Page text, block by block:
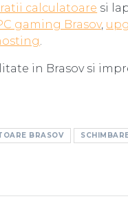
calculatoare si
gaming Brasov,
in Brasov si
BRASOV